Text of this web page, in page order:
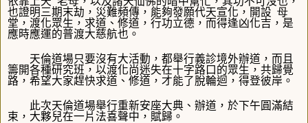
也證明三期末劫，災難頻傳，能夠發願代天宣化，開設 母
堂，渡化眾生，求道、修道，行功立德，而得逢凶化吉， 是
應時應運的普渡大慈航也。
天倫道場只要沒有大活動，都舉行義診境外辦道，而且
籌開各種研究班，以渡化尚迷失在十字路口的眾生，共歸覺
路，希望大家趕快求道、修道，才能了脫輪迴，得登彼岸。
此次天倫道場舉行重新安座大典、辦道，於下午圓滿結
束，大夥兒在一片法喜聲中，賦歸。